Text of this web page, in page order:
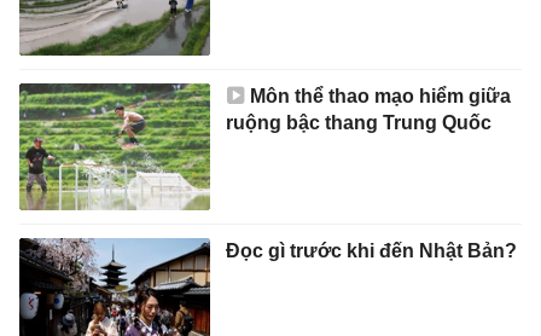
Môn thể thao mạo hiểm giữa
ruộng bậc thang Trung Quốc
Đọc gì trước khi đến Nhật Bản?